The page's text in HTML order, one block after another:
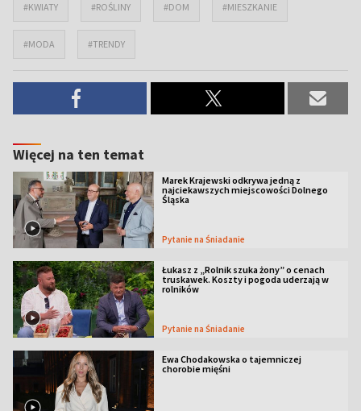
#KWIATY #ROŚLINY #DOM #MIESZKANIE
#MODA #TRENDY
Więcej na ten temat
Marek Krajewski odkrywa jedną z
najciekawszych miejscowości Dolnego
Śląska
Pytanie na Śniadanie
Łukasz z „Rolnik szuka żony” o cenach
truskawek. Koszty i pogoda uderzają w
rolników
Pytanie na Śniadanie
Ewa Chodakowska o tajemniczej
chorobie mięśni